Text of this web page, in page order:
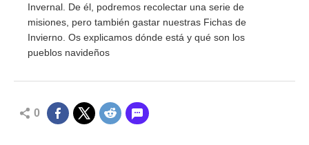
Invernal. De él, podremos recolectar una serie de
misiones, pero también gastar nuestras Fichas de
Invierno. Os explicamos dónde está y qué son los
pueblos navideños
0